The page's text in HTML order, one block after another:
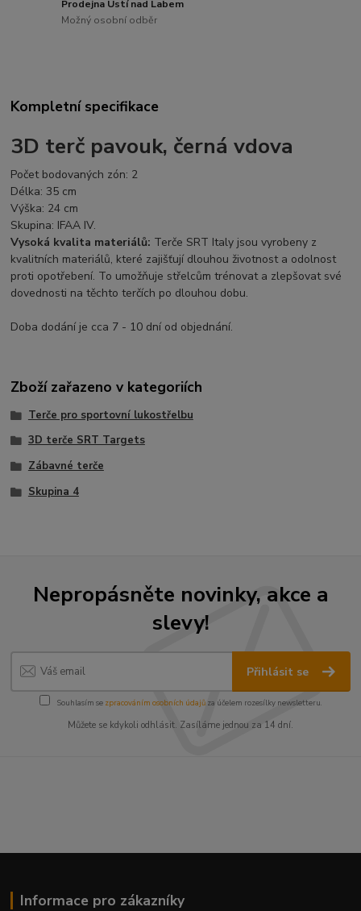
Prodejna Ústí nad Labem
Možný osobní odběr
Kompletní specifikace
3D terč pavouk, černá vdova
Počet bodovaných zón: 2
Délka:35 cm
Výška: 24 cm
Skupina: IFAA IV.
Vysoká kvalita materiálů: Terče SRT Italy jsou vyrobeny z
kvalitních materiálů, které zajišťují dlouhou životnost a odolnost
proti opotřebení. To umožňuje střelcům trénovat a zlepšovat své
dovednosti na těchto terčích po dlouhou dobu.
Doba dodání je cca 7 - 10 dní od objednání.
Zboží zařazeno v kategoriích
Terče pro sportovní lukostřelbu
3D terče SRT Targets
Zábavné terče
Skupina 4
Nepropásněte novinky, akce a
slevy!
Přihlásit se
Souhlasím se zpracováním osobních údajůza účelem rozesílky newsletteru.
Můžete se kdykoli odhlásit. Zasíláme jednou za 14 dní.
Informace pro zákazníky